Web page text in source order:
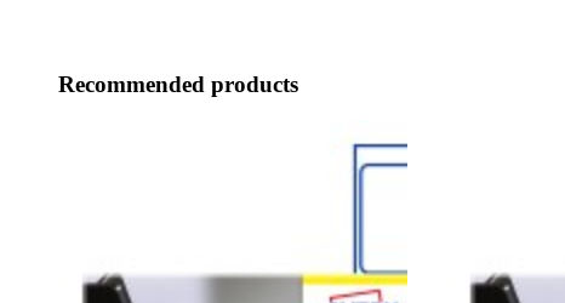
Recommended products